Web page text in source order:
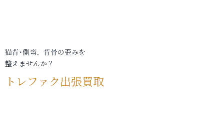
猫背･側弯、背骨の歪みを
整えませんか？
トレファク出張買取